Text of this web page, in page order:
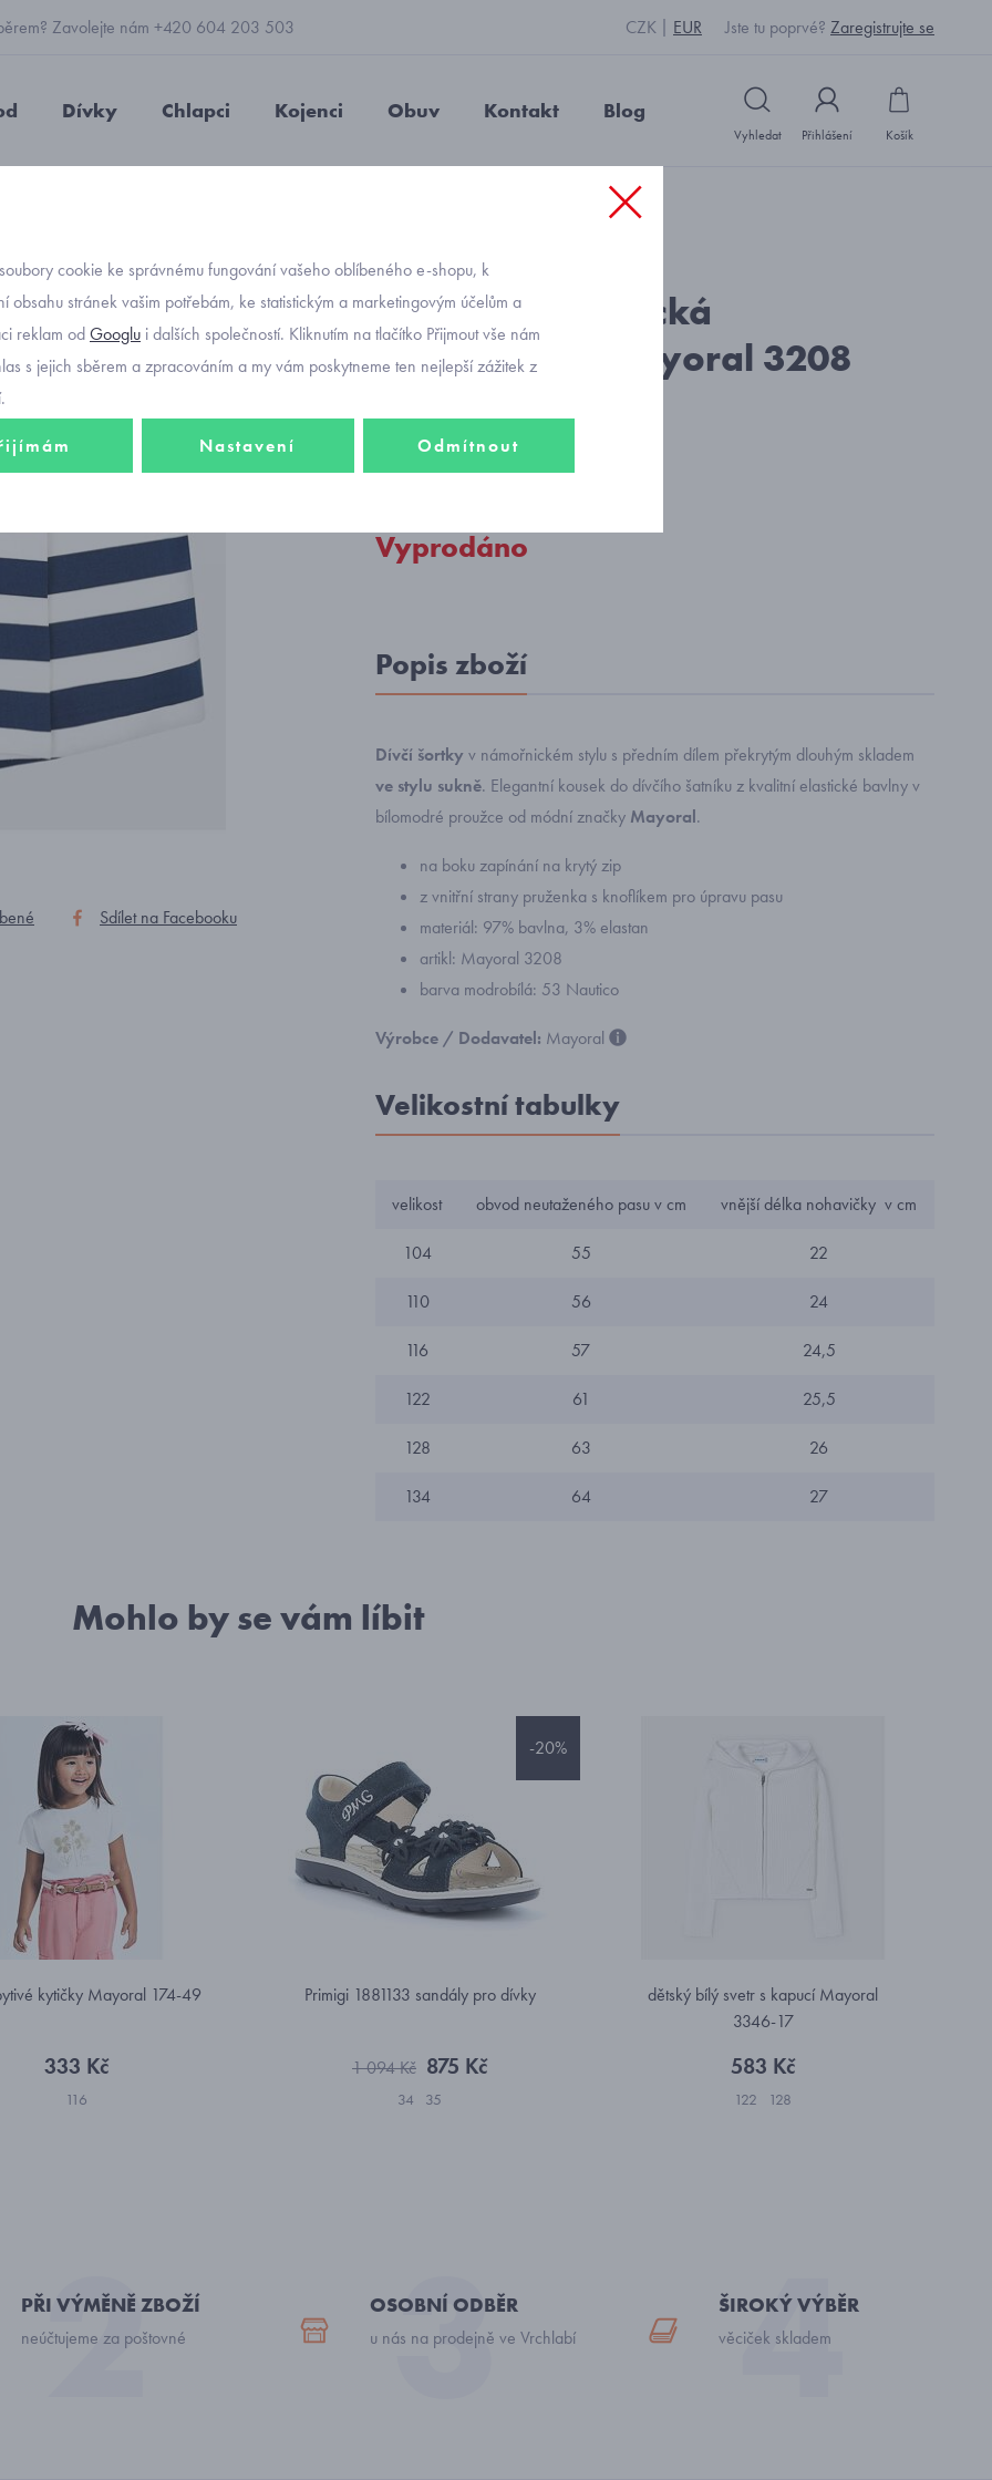
Zavolejte nám +420 604 203 503 CZK EUR Jste tu poprvé? Zaregistrujte se
Dívky Chlapci Kojenci Obuv Kontakt Blog
Vyhledat Přihlášení Košík
-25%
Sdílet na Facebooku
Objednávací kód: L19910_modrobílá
dětská námořnická
šortkosukně Mayoral 3208
442 Kč
332 Kč
Vyprodáno
Popis zboží
Dívčí šortky v námořnickém stylu s předním dílem překrytým dlouhým skladem
ve stylu sukně. Elegantní kousek do dívčího šatníku z kvalitní elastické bavlny v
bílomodré proužce od módní značky Mayoral.
na boku zapínání na krytý zip
z vnitřní strany pruženka s knoflíkem pro úpravu pasu
materiál: 97% bavlna, 3% elastan
artikl: Mayoral 3208
barva modrobílá: 53 Nautico
Výrobce / Dodavatel: Mayoral
Velikostní tabulky
velikost obvod neutaženého pasu v cm vnější délka nohavičky v cm
104 55 22
110 56 24
116 57 24,5
122 61 25,5
128 63 26
134 64 27
Mohlo by se vám líbit
kytičky Mayoral 174-49
333 Kč
116
-20%
Primigi 1881133 sandály pro dívky
1 094 Kč 875 Kč
34 35
dětský bílý svetr s kapucí Mayoral
3346-17
583 Kč
122 128
PŘI VÝMĚNĚ ZBOŽÍ
neúčtujeme za poštovné
OSOBNÍ ODBĚR
u nás na prodejně ve Vrchlabí
ŠIROKÝ VÝBĚR
věciček skladem
cookie ke správnému fungování vašeho oblíbeného e-shopu, k
obsahu stránek vašim potřebám, ke statistickým a marketingovým účelům a
reklam odGooglu i dalších společností. Kliknutím na tlačítko Přijmout vše nám
s jejich sběrem a zpracováním a my vám poskytneme ten nejlepší zážitek z
Nastavení Odmítnout